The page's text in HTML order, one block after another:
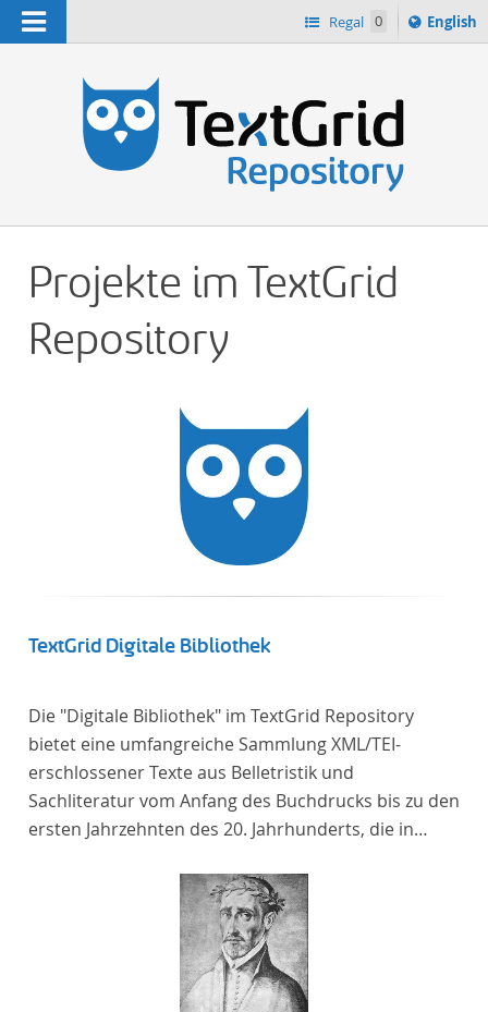
Navigation Regal 0
Switch
English
Projekte im TextGrid
Repository
TextGrid Digitale Bibliothek
Die "Digitale Bibliothek" im TextGrid Repository
bietet eine umfangreiche Sammlung XML/TEI-
erschlossener Texte aus Belletristik und
Sachliteratur vom Anfang des Buchdrucks bis zu den
ersten Jahrzehnten des 20. Jahrhunderts, die in
Für die germanistische und vergleichende
Literaturwissenschaft ist die Sammlung von
besonderem Interesse, da sie nahezu alle wichtigen
kanonisierten Texte und zahlreiche weitere
literaturhistorisch relevante Texte enthält, deren